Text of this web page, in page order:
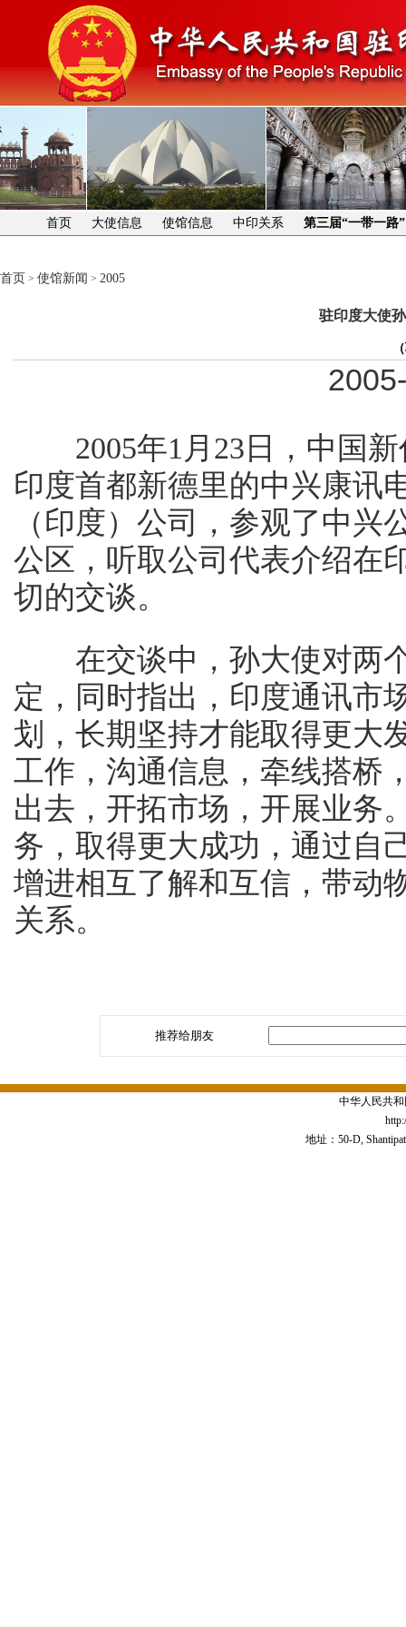
首页 大使信息 使馆信息 中印关系 第三届“一带一路
首页 > 使馆新闻 > 2005
驻印度大使
2005年1月23日，中国新
印度首都新德里的中兴康讯
（印度）公司，参观了中
公区，听取公司代表介绍在
切的交谈。
在交谈中，孙大使对两个
定，同时指出，印度通讯市
划，长期坚持才能取得更大
工作，沟通信息，牵线搭桥
出去，开拓市场，开展业务
务，取得更大成功，通过自
增进相互了解和互信，带动
关系。
推荐给朋友
中华人民共
地址：50-D,